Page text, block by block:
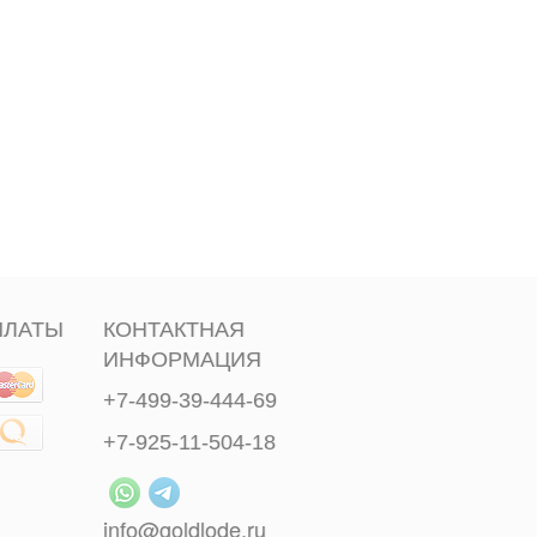
КОНТАКТНАЯ
ИНФОРМАЦИЯ
+7-499-39-444-69
+7-925-11-504-18
info@goldlode.ru